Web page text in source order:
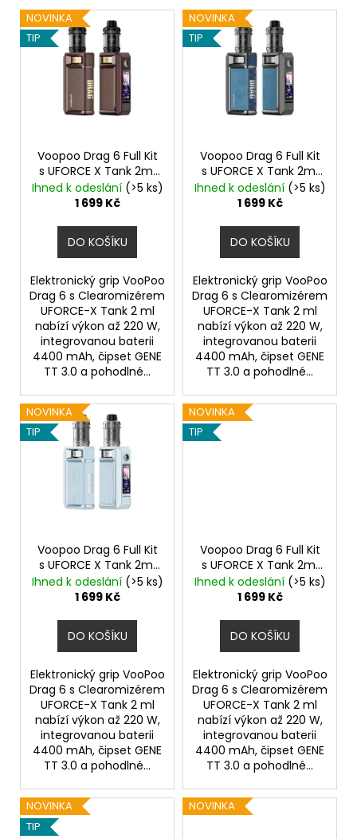
V
ý
p
NOVINKA
TIP
Voopoo Drag 6 Full Kit
s UFORCE X Tank 2ml
Brown4400mAh
Ihned k odeslání (>5 ks)
1 699 Kč
DO KOŠÍKU
Elektronický grip VooPoo
Drag 6 s Clearomizérem
UFORCE-X Tank 2 ml
nabízí výkon až 220 W,
integrovanou baterii
4400 mAh, čipset GENE
TT 3.0 a pohodlné...
NOVINKA
TIP
Voopoo Drag 6 Full Kit
s UFORCE X Tank 2ml
Metal Gray4400mAh
Ihned k odeslání (>5 ks)
1 699 Kč
DO KOŠÍKU
Elektronický grip VooPoo
Drag 6 s Clearomizérem
UFORCE-X Tank 2 ml
nabízí výkon až 220 W,
integrovanou baterii
4400 mAh, čipset GENE
TT 3.0 a pohodlné...
NOVINKA
TIP
Voopoo Drag 6 Full Kit
s UFORCE X Tank 2ml
Blue4400mAh
Ihned k odeslání (>5 ks)
1 699 Kč
DO KOŠÍKU
Elektronický grip VooPoo
Drag 6 s Clearomizérem
UFORCE-X Tank 2 ml
nabízí výkon až 220 W,
integrovanou baterii
4400 mAh, čipset GENE
TT 3.0 a pohodlné...
NOVINKA
TIP
Voopoo Drag 6 Full Kit
s UFORCE X Tank 2ml
Silver4400mAh
Ihned k odeslání (>5 ks)
1 699 Kč
DO KOŠÍKU
Elektronický grip VooPoo
Drag 6 s Clearomizérem
UFORCE-X Tank 2 ml
nabízí výkon až 220 W,
integrovanou baterii
4400 mAh, čipset GENE
TT 3.0 a pohodlné...
NOVINKA
TIP
NOVINKA